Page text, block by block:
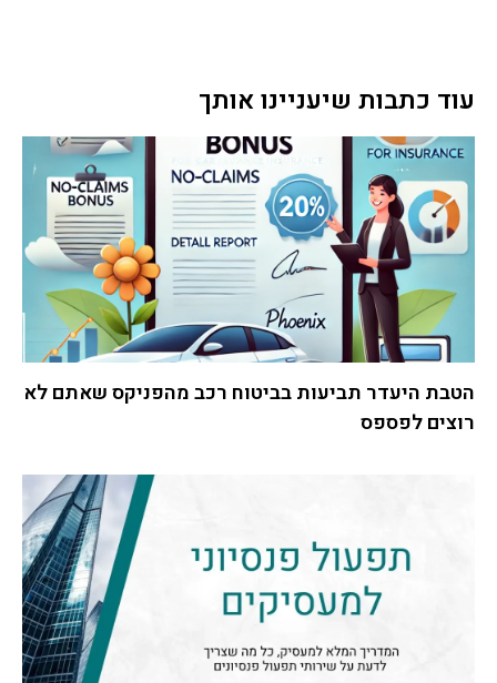
עוד כתבות שיעניינו אותך
הטבת היעדר תביעות בביטוח רכב מהפניקס שאתם לא
רוצים לפספס